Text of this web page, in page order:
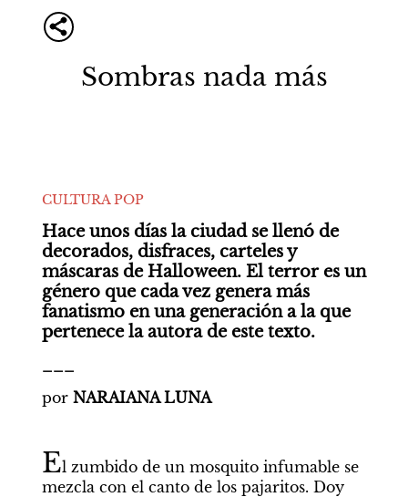
Sombras nada más
CULTURA POP
Hace unos días la ciudad se llenó de
decorados, disfraces, carteles y
máscaras de Halloween. El terror es un
género que cada vez genera más
fanatismo en una generación a la que
pertenece la autora de este texto.
por NARAIANA LUNA
El zumbido de un mosquito infumable se
mezcla con el canto de los pajaritos. Doy